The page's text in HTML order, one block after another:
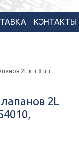
КОНТАКТЫ
2L к-т 8 шт.
2L